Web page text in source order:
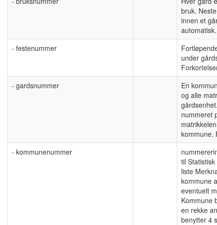
bruk.
innen et
- festenummer
under
- gardsnummer
En
og alle
nummeret
kommune.
- kommunenummer
til
liste
kommune
eventuelt
Kommune
en rekke
benytter 4